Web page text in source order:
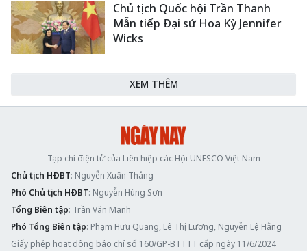
Chủ tịch Quốc hội Trần Thanh
Mẫn tiếp Đại sứ Hoa Kỳ Jennifer
Wicks
XEM THÊM
Tạp chí điện tử của Liên hiệp các Hội UNESCO Việt Nam
Chủ tịch HĐBT: Nguyễn Xuân Thắng
Phó Chủ tịch HĐBT: Nguyễn Hùng Sơn
Tổng Biên tập: Trần Văn Mạnh
Phó Tổng Biên tập: Phạm Hữu Quang, Lê Thị Lương, Nguyễn Lệ Hằng
Giấy phép hoạt động báo chí số 160/GP-BTTTT cấp ngày 11/6/2024